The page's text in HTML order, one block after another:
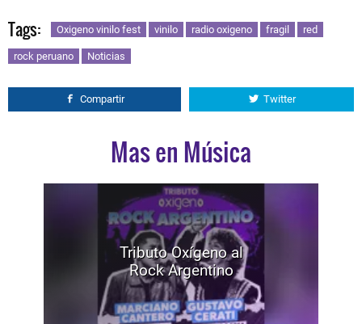
Tags: Oxigeno vinilo fest vinilo radio oxigeno fragil red
rock peruano Noticias
Compartir Twitter
Mas en Música
Tributo Oxígeno al
Rock Argentino